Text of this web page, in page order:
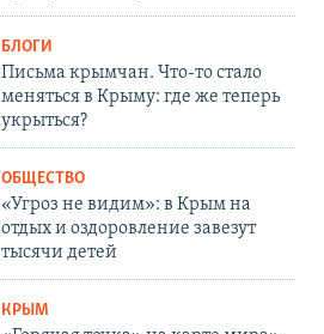
БЛОГИ
Письма крымчан. Что-то стало
меняться в Крыму: где же теперь
укрыться?
ОБЩЕСТВО
«Угроз не видим»: в Крым на
отдых и оздоровление завезут
тысячи детей
КРЫМ